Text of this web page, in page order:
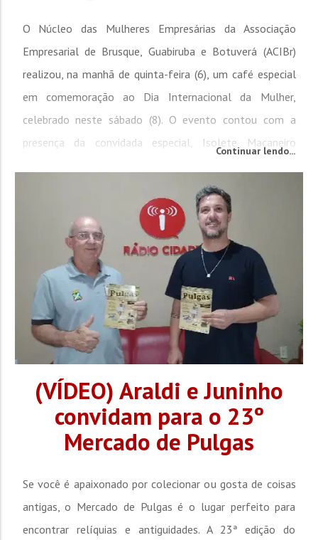
O Núcleo das Mulheres Empresárias da Associação
Empresarial de Brusque, Guabiruba e Botuverá (ACIBr)
realizou, na manhã de quinta-feira (6), um café especial
em comemoração ao Dia Internacional da Mulher,
celebrado neste sábado (8). O evento contou com a
presença da convidada especial, Isolete Maçaneiro
oportunidade de compartilhar um pouco sobre sua...
Continuar lendo...
(VÍDEO) Araldi e Juninho
convidam para o 23º
Mercado de Pulgas
Se você é apaixonado por colecionar ou gosta de coisas
antigas, o Mercado de Pulgas é o lugar perfeito para
encontrar relíquias e antiguidades. A 23ª edição do